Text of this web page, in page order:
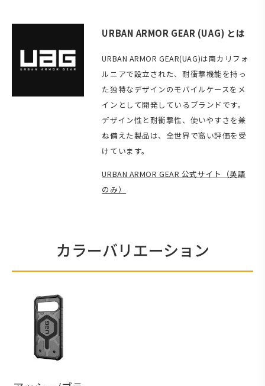
URBAN ARMOR GEAR (UAG) とは
URBAN ARMOR GEAR(UAG)は南カリフォ
ルニアで設立された、耐衝撃機能を持っ
た独特なデザインのモバイルケースをメ
インとして開発しているブランドです。
デザイン性と耐衝撃性、使いやすさを兼
ね備えた製品は、全世界で高い評価を受
けています。
URBAN ARMOR GEAR 公式サイト（英語
のみ）
カラーバリエーション